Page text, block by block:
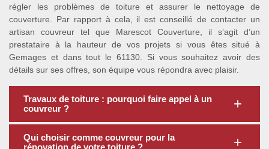
régler les problèmes de toiture et assurer le nettoyage de
couverture. Par rapport à cela, il est conseillé de contacter un
artisan couvreur tel que Marescot Couverture, il s’agit d’un
prestataire à la hauteur de vos projets si vous êtes situé à
Gemages et dans tout le 61130. Si vous souhaitez avoir des
détails sur ses offres, son équipe vous répondra avec plaisir.
Travaux de toiture : pourquoi faire appel à un
couvreur ?
Qui choisir comme couvreur pour la